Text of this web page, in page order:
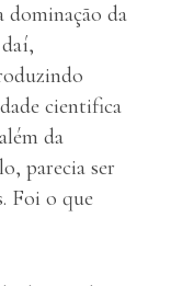
dominação da
cientifica
da
parecia ser
Foi o que